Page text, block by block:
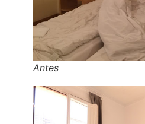
Antes